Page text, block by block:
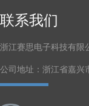
联系我们
浙江赛思电子科技有限
公司地址：浙江省嘉兴